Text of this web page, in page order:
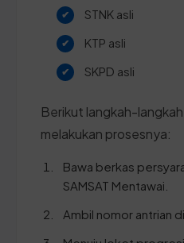
STNK asli
KTP asli
SKPD asli
Berikut langkah-
melakukan prosesnya:
Bawa berkas
SAMSAT Mentawai.
Ambil nomor antrian